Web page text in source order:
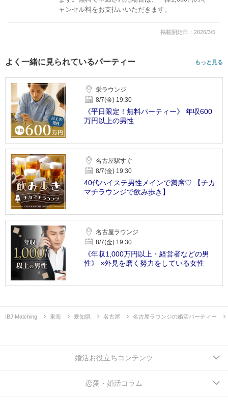
ャンセル料をお支払いいただきます。
掲載開始日：2026/3/5
よく一緒に見られているパーティー もっと見る
栄ラウンジ
8/7(金) 19:30
《平日限定！無料パーティー》 年収600
万円以上の男性
名古屋駅すぐ
8/7(金) 19:30
40代ハイステ男性メインで満席♡ 【チカ
マチラウンジで飲み歩き】
名古屋ラウンジ
8/7(金) 19:30
《年収1,000万円以上・経営者などの男
性》 ×外見を磨く努力をしている女性
IBJ Matching 東海 愛知県 名古屋 名古屋ラウンジの婚活パーティー
婚活お役立ちコンテンツ
恋愛・婚活コラム